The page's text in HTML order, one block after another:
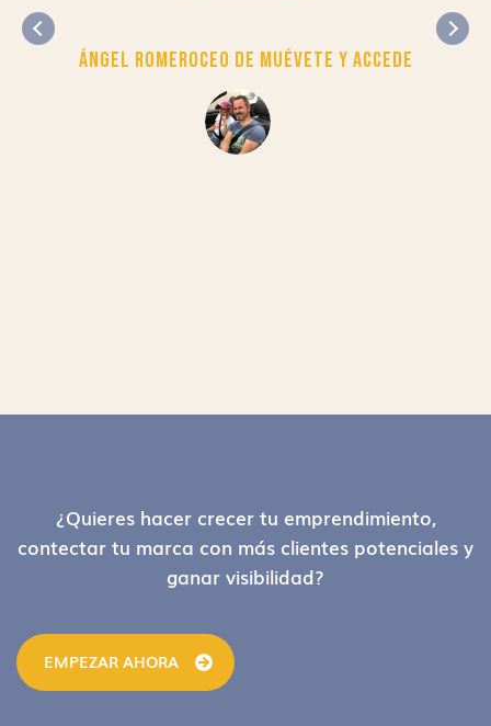
Ángel RomeroCEO de Muévete y Accede
Footer¿Quieres hacer crecer tu emprendimiento,
contectar tu marca con más clientes potenciales y
ganar visibilidad?
EMPEZAR AHORA